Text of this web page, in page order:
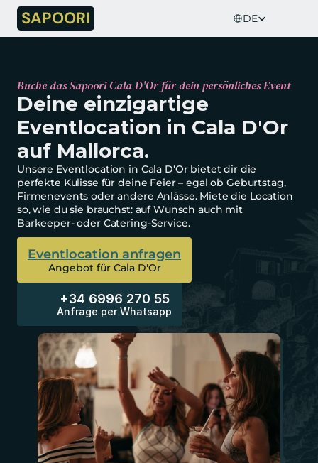
DE
SAPOORI
Buche das Sapoori Cala D'Or für dein persönliches Event
Deine einzigartige
Eventlocation in Cala D'Or
auf Mallorca.
Unsere Eventlocation in Cala D'Or bietet dir die
perfekte Kulisse für deine Feier – egal ob Geburtstag,
Firmenevents oder andere Anlässe. Miete die Location
so, wie du sie brauchst: auf Wunsch auch mit
Barkeeper- oder Catering-Service.
Eventlocation anfragen
Angebot für Cala D'Or
+34 6996 270 55
Anfrage per Whatsapp